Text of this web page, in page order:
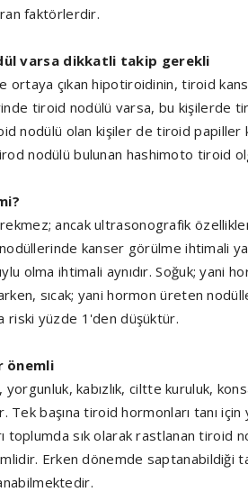
faktörlerdir.
varsa dikkatli takip gerekli
çıkan hipotiroidinin, tiroid
tiroid nodülü varsa, bu kişilerde
nodülü olan kişiler de tiroid papiller
nodülü bulunan hashimoto tiroid
ancak ultrasonografik
kanser görülme ihtimali
olma ihtimali aynıdır. Soğuk; yani
sıcak; yani hormon üreten
riski yüzde 1'den düşüktür.
önemli
yorgunluk, kabızlık, ciltte kuruluk,
Tek başına tiroid hormonları tanı
toplumda sık olarak rastlanan tiroid
Erken dönemde